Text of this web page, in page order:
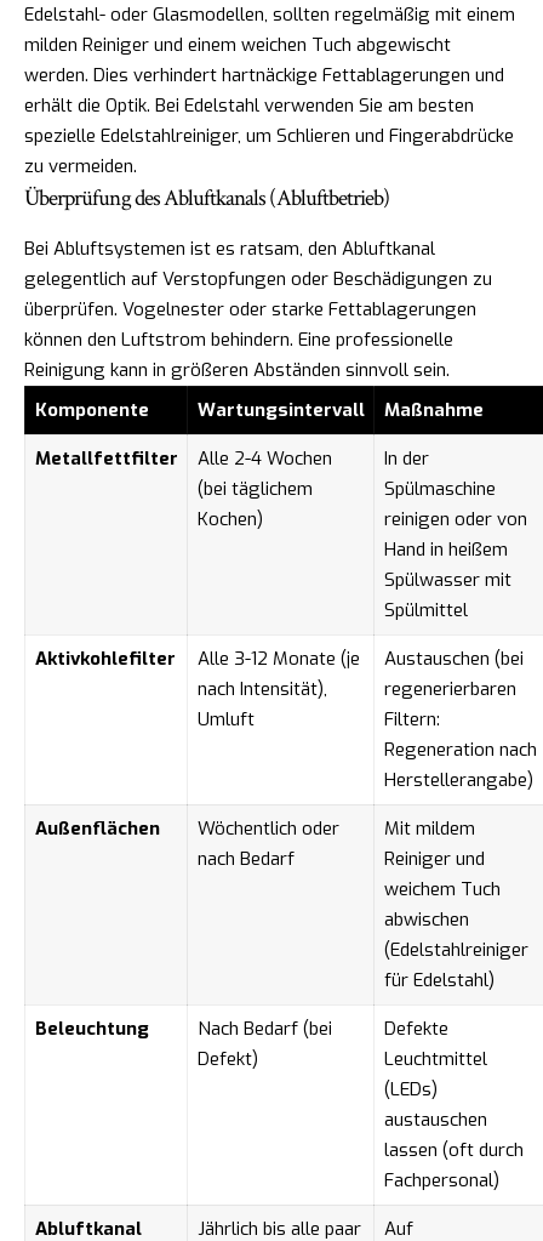
Edelstahl- oder Glasmodellen, sollten regelmäßig mit einem
milden Reiniger und einem weichen Tuch abgewischt
werden. Dies verhindert hartnäckige Fettablagerungen und
erhält die Optik. Bei Edelstahl verwenden Sie am besten
spezielle Edelstahlreiniger, um Schlieren und Fingerabdrücke
zu vermeiden.
Überprüfung des Abluftkanals (Abluftbetrieb)
Bei Abluftsystemen ist es ratsam, den Abluftkanal
gelegentlich auf Verstopfungen oder Beschädigungen zu
überprüfen. Vogelnester oder starke Fettablagerungen
können den Luftstrom behindern. Eine professionelle
Reinigung kann in größeren Abständen sinnvoll sein.
Komponente
Wartungsintervall
Maßnahme
Metallfettfilter
Alle 2-4 Wochen
(bei täglichem
Kochen)
In der
Spülmaschine
reinigen oder von
Hand in heißem
Spülwasser mit
Spülmittel
Aktivkohlefilter
Alle 3-12 Monate (je
nach Intensität),
Umluft
Austauschen (bei
regenerierbaren
Filtern:
Regeneration nach
Herstellerangabe)
Außenflächen
Wöchentlich oder
nach Bedarf
Mit mildem
Reiniger und
weichem Tuch
abwischen
(Edelstahlreiniger
für Edelstahl)
Beleuchtung
Nach Bedarf (bei
Defekt)
Defekte
Leuchtmittel
(LEDs)
austauschen
lassen (oft durch
Fachpersonal)
Abluftkanal
Jährlich bis alle paar Auf